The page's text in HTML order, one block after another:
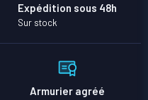
Expédition sous 48h
Sur stock
Armurier agréé